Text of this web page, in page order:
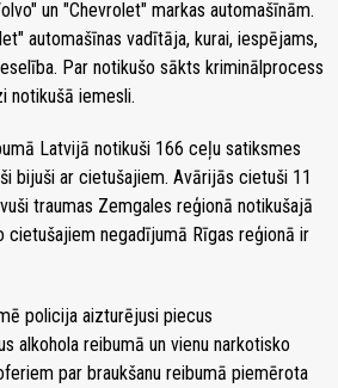
un "Chevrolet" markas automašīnām.
automašīnas vadītāja, kurai, iespējams,
Par notikušo sākts kriminālprocess
notikušā iemesli.
Latvijā notikuši 166 ceļu satiksmes
bijuši ar cietušajiem. Avārijās cietuši 11
traumas Zemgales reģionā notikušajā
cietušajiem negadījumā Rīgas reģionā ir
policija aizturējusi piecus
alkohola reibumā un vienu narkotisko
par braukšanu reibumā piemērota